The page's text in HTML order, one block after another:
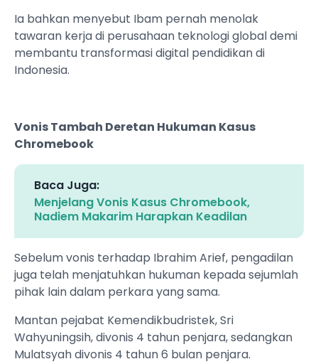
Ia bahkan menyebut Ibam pernah menolak
tawaran kerja di perusahaan teknologi global demi
membantu transformasi digital pendidikan di
Indonesia.
Vonis Tambah Deretan Hukuman Kasus
Chromebook
Baca Juga:
Menjelang Vonis Kasus Chromebook,
Nadiem Makarim Harapkan Keadilan
Sebelum vonis terhadap Ibrahim Arief, pengadilan
juga telah menjatuhkan hukuman kepada sejumlah
pihak lain dalam perkara yang sama.
Mantan pejabat Kemendikbudristek, Sri
Wahyuningsih, divonis 4 tahun penjara, sedangkan
Mulatsyah divonis 4 tahun 6 bulan penjara.